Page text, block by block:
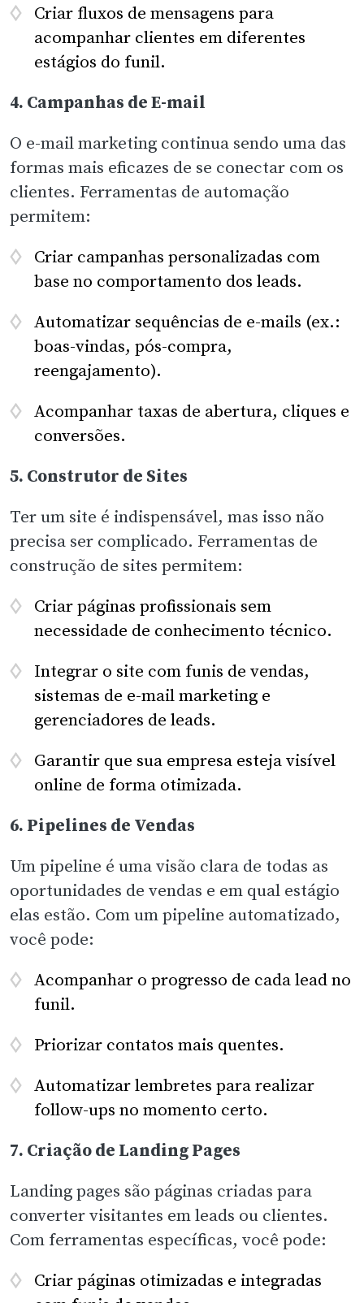
Criar fluxos de mensagens para
acompanhar clientes em diferentes
estágios do funil.
4. Campanhas de E-mail
O e-mail marketing continua sendo uma das
formas mais eficazes de se conectar com os
clientes. Ferramentas de automação
permitem:
Criar campanhas personalizadas com
base no comportamento dos leads.
Automatizar sequências de e-mails (ex.:
boas-vindas, pós-compra,
reengajamento).
Acompanhar taxas de abertura, cliques e
conversões.
5. Construtor de Sites
Ter um site é indispensável, mas isso não
precisa ser complicado. Ferramentas de
construção de sites permitem:
Criar páginas profissionais sem
necessidade de conhecimento técnico.
Integrar o site com funis de vendas,
sistemas de e-mail marketing e
gerenciadores de leads.
Garantir que sua empresa esteja visível
online de forma otimizada.
6. Pipelines de Vendas
Um pipeline é uma visão clara de todas as
oportunidades de vendas e em qual estágio
elas estão. Com um pipeline automatizado,
você pode:
Acompanhar o progresso de cada lead no
funil.
Priorizar contatos mais quentes.
Automatizar lembretes para realizar
follow-ups no momento certo.
7. Criação de Landing Pages
Landing pages são páginas criadas para
converter visitantes em leads ou clientes.
Com ferramentas específicas, você pode:
Criar páginas otimizadas e integradas